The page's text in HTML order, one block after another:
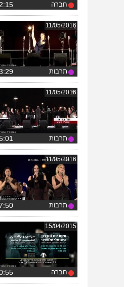
חברה
11/05/2016
תרבות
11/05/2016
תרבות
11/05/2016
תרבות
15/04/2015
חברה